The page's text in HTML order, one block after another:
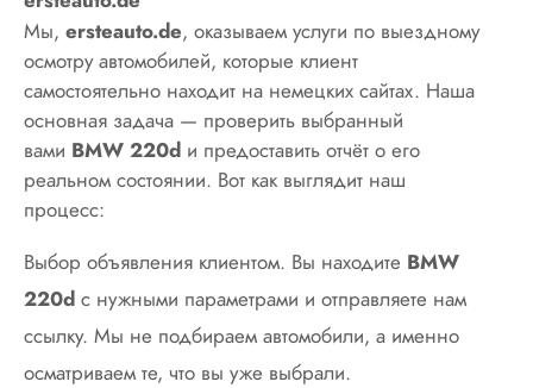
Мы, ersteauto.de, оказываем услуги по выездному
осмотру автомобилей, которые клиент
самостоятельно находит на немецких сайтах. Наша
основная задача — проверить выбранный
вами BMW 220d и предоставить отчёт о его
реальном состоянии. Вот как выглядит наш
процесс:
Выбор объявления клиентом. Вы находите BMW
220d с нужными параметрами и отправляете нам
ссылку. Мы не подбираем автомобили, а именно
осматриваем те, что вы уже выбрали.